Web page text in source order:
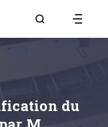
Aller à la page
du